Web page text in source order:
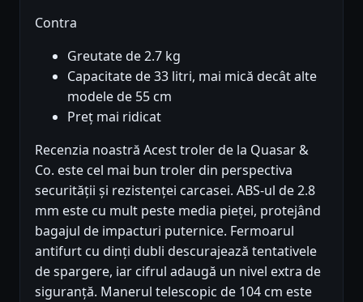
Contra
Greutate de 2.7 kg
Capacitate de 33 litri, mai mică decât alte
modele de 55 cm
Preț mai ridicat
Recenzia noastră Acest troler de la Quasar &
Co. este cel mai bun troler din perspectiva
securității și rezistenței carcasei. ABS-ul de 2.8
mm este cu mult peste media pieței, protejând
bagajul de impacturi puternice. Fermoarul
antifurt cu dinți dubli descurajează tentativele
de spargere, iar cifrul adaugă un nivel extra de
siguranță. Manerul telescopic de 104 cm este